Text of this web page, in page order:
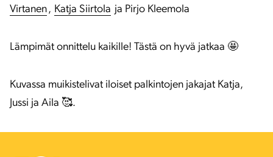
Virtanen, Katja Siirtola ja Pirjo Kleemola
Lämpimät onnittelu kaikille! Tästä on hyvä jatkaa 🤩
Kuvassa muikistelivat iloiset palkintojen jakajat Katja,
Jussi ja Aila 🥰.